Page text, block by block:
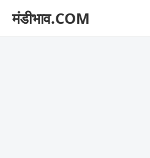
मंडीभाव.COM